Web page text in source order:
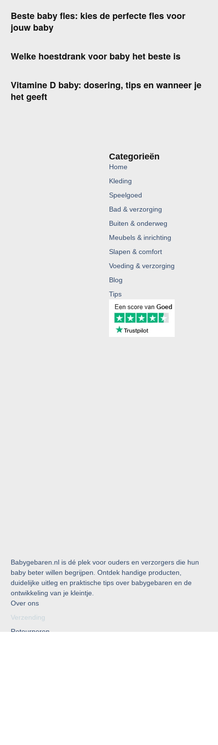
Babygebaren.nl is dé plek voor ouders en verzorgers die hun
baby beter willen begrijpen. Ontdek handige producten,
duidelijke uitleg en praktische tips over babygebaren en de
ontwikkeling van je kleintje.
Over ons
Verzending
Retourneren
Categorieën
Home
Kleding
Speelgoed
Bad & verzorging
Buiten & onderweg
Meubels & inrichting
Slapen & comfort
Voeding & verzorging
Blog
Tips
Beste baby fles: kies de perfecte fles voor
jouw baby
Welke hoestdrank voor baby het beste is
Vitamine D baby: dosering, tips en wanneer je
het geeft